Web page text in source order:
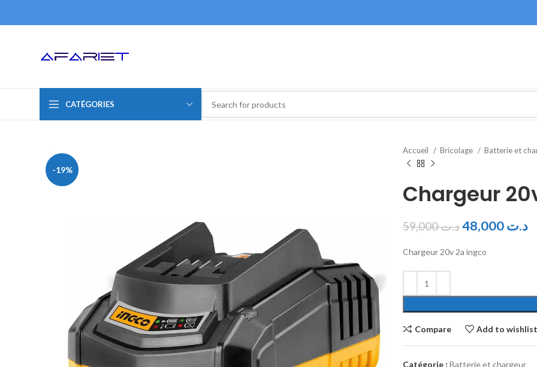
CATÉGORIES
-19%
Accueil Bricolage Batterie et
Chargeur
د.ت59,000 د.ت
Chargeur 20v 2a ingco
Compare Add to wishlist
Catégorie : Batterie et chargeur